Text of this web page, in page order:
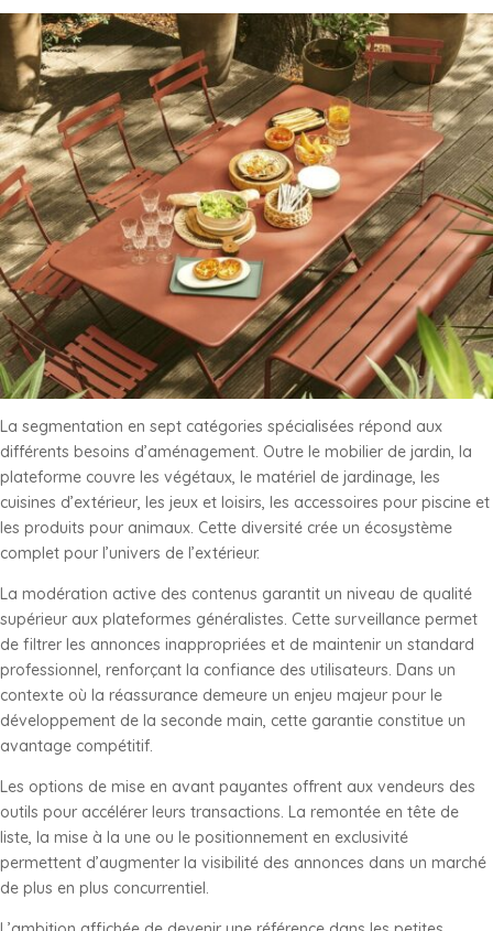
La segmentation en sept catégories spécialisées répond aux
différents besoins d’aménagement. Outre le mobilier de jardin, la
plateforme couvre les végétaux, le matériel de jardinage, les
cuisines d’extérieur, les jeux et loisirs, les accessoires pour piscine et
les produits pour animaux. Cette diversité crée un écosystème
complet pour l’univers de l’extérieur.
La modération active des contenus garantit un niveau de qualité
supérieur aux plateformes généralistes. Cette surveillance permet
de filtrer les annonces inappropriées et de maintenir un standard
professionnel, renforçant la confiance des utilisateurs. Dans un
contexte où la réassurance demeure un enjeu majeur pour le
développement de la seconde main, cette garantie constitue un
avantage compétitif.
Les options de mise en avant payantes offrent aux vendeurs des
outils pour accélérer leurs transactions. La remontée en tête de
liste, la mise à la une ou le positionnement en exclusivité
permettent d’augmenter la visibilité des annonces dans un marché
de plus en plus concurrentiel.